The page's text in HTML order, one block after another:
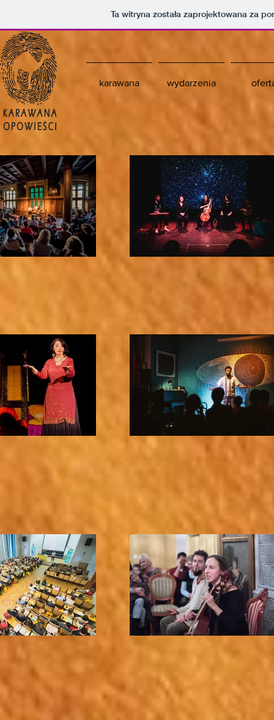
Ta witryna została zaprojektowana za
karawana wydarzenia